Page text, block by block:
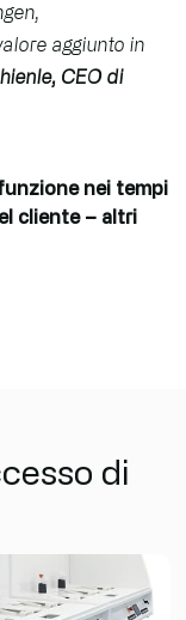
aggiunto in
CEO di
nei tempi
cliente – altri
di